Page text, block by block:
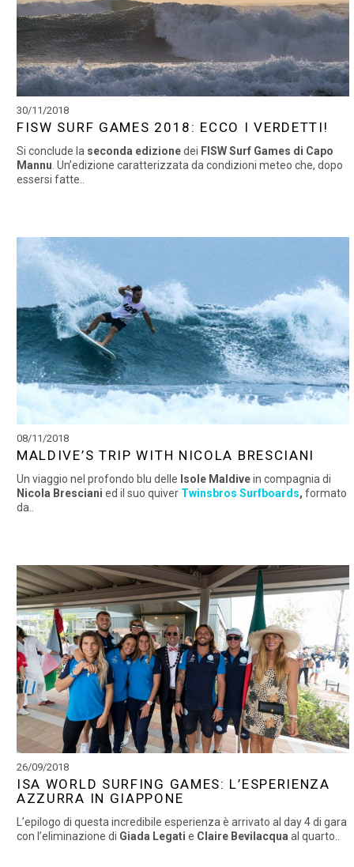
30/11/2018
FISW SURF GAMES 2018: ECCO I VERDETTI!
Si conclude la seconda edizionedei FISW Surf Games di Capo
Mannu . Un’edizione caratterizzata da condizioni meteo che, dopo
essersi fatte..
08/11/2018
MALDIVE’S TRIP WITH NICOLA BRESCIANI
Un viaggio nel profondo blu delle Isole Maldivein compagnia di
Nicola Bresciani ed il suo quiver Twinsbros Surfboards, formato
da..
26/09/2018
ISA WORLD SURFING GAMES: L’ESPERIENZA
AZZURRA IN GIAPPONE
L’epilogo di questa incredibile esperienza è arrivato al day 4 di gara
con l’eliminazione di Giada Legati e Claire Bevilacqua al quarto..